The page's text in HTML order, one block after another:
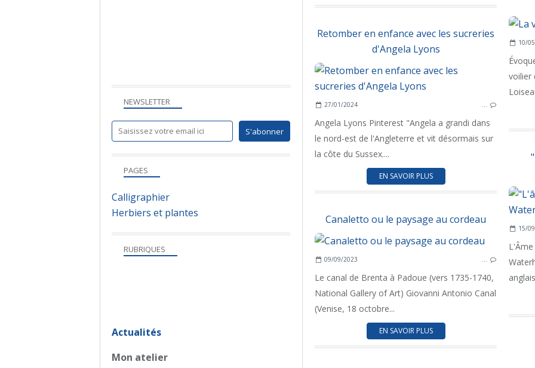
10/
voilier
Retomber en enfance avec les sucreries
d'Angela Lyons
27/01/2024 …
Angela Lyons Pinterest "Angela a grandi dans
le nord-est de l'Angleterre et vit désormais sur
la côte du Sussex....
EN SAVOIR PLUS
15/
Canaletto ou le paysage au cordeau
09/09/2023 …
Le canal de Brenta à Padoue (vers 1735-1740,
National Gallery of Art) Giovanni Antonio Canal
(Venise, 18 octobre...
EN SAVOIR PLUS
NEWSLETTER
PAGES
Calligraphier
Herbiers et plantes
RUBRIQUES
Actualités
Mon atelier